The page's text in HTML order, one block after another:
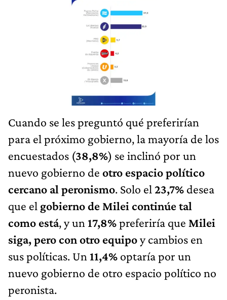
Cuando se les preguntó qué preferirían
para el próximo gobierno, la mayoría de los
encuestados (38,8%) se inclinó por un
nuevo gobierno de otro espacio político
cercano al peronismo. Solo el 23,7% desea
que el gobierno de Milei continúe tal
como está, y un 17,8%preferiría que Milei
siga, pero con otro equipoy cambios en
sus políticas. Un 11,4% optaría por un
nuevo gobierno de otro espacio político no
peronista.